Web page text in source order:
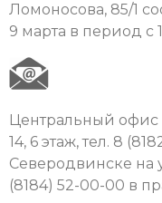
Ломоносова, 85/1
9 марта в период с
Центральный офис
14, 6 этаж, тел. 8
Северодвинске на
(8184) 52-00-00 в